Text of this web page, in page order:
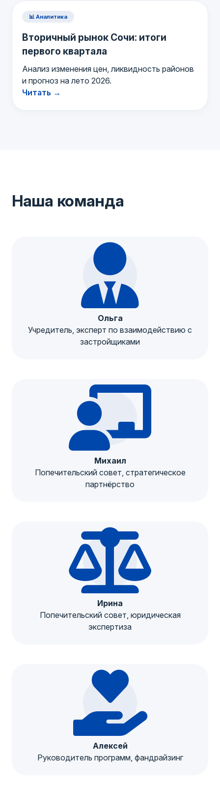
📊 Аналитика
Вторичный рынок Сочи: итоги
первого квартала
Анализ изменения цен, ликвидность районов
и прогноз на лето 2026.
Читать →
Наша команда
Ольга
Учредитель, эксперт по взаимодействию с
застройщиками
Михаил
Попечительский совет, стратегическое
партнёрство
Ирина
Попечительский совет, юридическая
экспертиза
Алексей
Руководитель программ, фандрайзинг